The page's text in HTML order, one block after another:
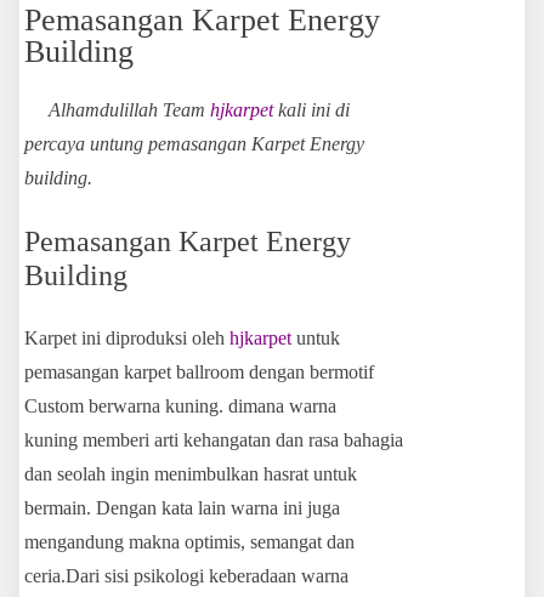
Pemasangan Karpet Energy
Building
Alhamdulillah Team hjkarpetkali ini di
percaya untung pemasangan Karpet Energy
building.
Pemasangan Karpet Energy
Building
Karpet ini diproduksi oleh hjkarpet untuk
pemasangan karpet ballroom dengan bermotif
Custom berwarna kuning. dimana warna
kuning memberi arti kehangatan dan rasa bahagia
dan seolah ingin menimbulkan hasrat untuk
bermain. Dengan kata lain warna ini juga
mengandung makna optimis, semangat dan
ceria.Dari sisi psikologi keberadaan warna